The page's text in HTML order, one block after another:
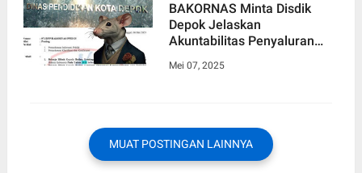
BAKORNAS Minta Disdik
Depok Jelaskan
Akuntabilitas Penyaluran
Hingga 2023 Mencapai 166,2
Mei 07, 2025
MUAT POSTINGAN LAINNYA